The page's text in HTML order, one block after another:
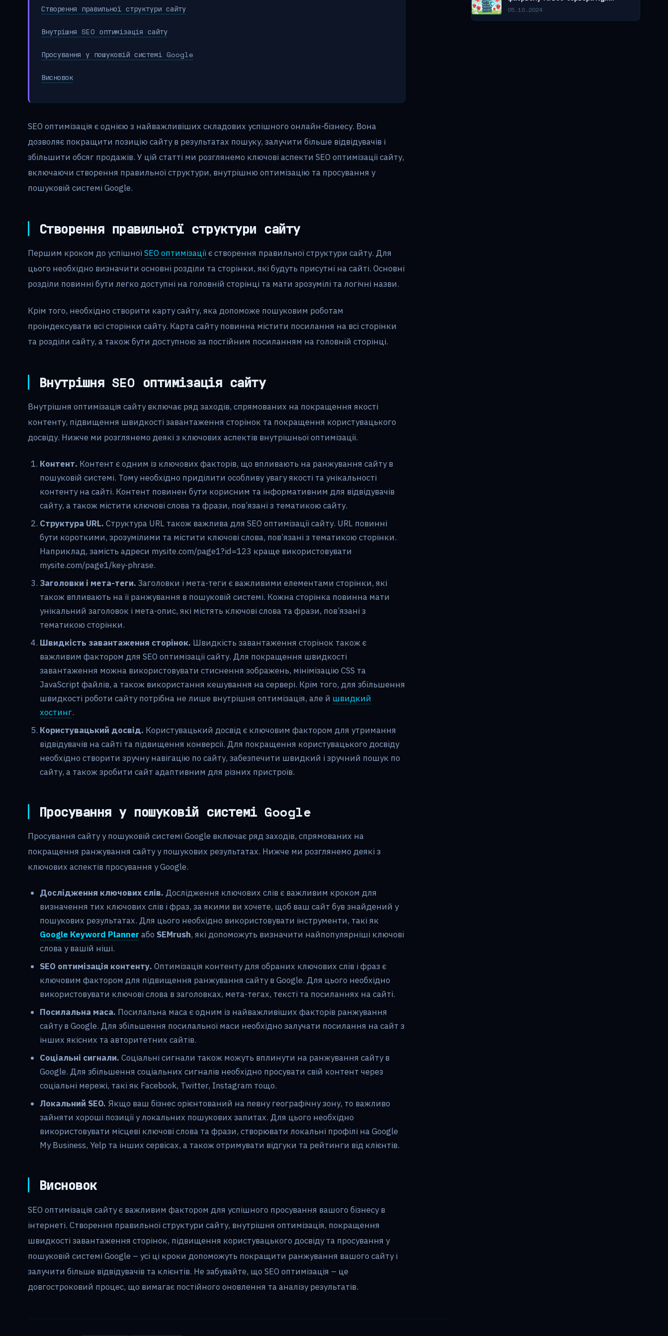
Створення правильної структури сайту
Внутрішня SEO оптимізація сайту
Просування у пошуковій системі Google
Висновок
SEO оптимізація є однією з найважливіших складових успішного онлайн-бізнесу. Вона
дозволяє покращити позицію сайту в результатах пошуку, залучити більше відвідувачів і
збільшити обсяг продажів. У цій статті ми розглянемо ключові аспекти SEO оптимізації сайту,
включаючи створення правильної структури, внутрішню оптимізацію та просування у
пошуковій системі Google.
Створення правильної структури сайту
Першим кроком до успішноїSEO оптимізаціїє створення правильної структури сайту. Для
цього необхідно визначити основні розділи та сторінки, які будуть присутні на сайті. Основні
розділи повинні бути легко доступні на головній сторінці та мати зрозумілі та логічні назви.
Крім того, необхідно створити карту сайту, яка допоможе пошуковим роботам
проіндексувати всі сторінки сайту. Карта сайту повинна містити посилання на всі сторінки
та розділи сайту, а також бути доступною за постійним посиланням на головній сторінці.
Внутрішня SEO оптимізація сайту
Внутрішня оптимізація сайту включає ряд заходів, спрямованих на покращення якості
контенту, підвищення швидкості завантаження сторінок та покращення користувацького
досвіду. Нижче ми розглянемо деякі з ключових аспектів внутрішньої оптимізації.
Контент. Контент є одним із ключових факторів, що впливають на ранжування сайту в
пошуковій системі. Тому необхідно приділити особливу увагу якості та унікальності
контенту на сайті. Контент повинен бути корисним та інформативним для відвідувачів
сайту, а також містити ключові слова та фрази, пов’язані з тематикою сайту.
Структура URL. Структура URL також важлива для SEO оптимізації сайту. URL повинні
бути короткими, зрозумілими та містити ключові слова, пов’язані з тематикою сторінки.
Наприклад, замість адреси mysite.com/page1?id=123 краще використовувати
mysite.com/page1/key-phrase.
Заголовки і мета-теги. Заголовки і мета-теги є важливими елементами сторінки, які
також впливають на її ранжування в пошуковій системі. Кожна сторінка повинна мати
унікальний заголовок і мета-опис, які містять ключові слова та фрази, пов’язані з
тематикою сторінки.
Швидкість завантаження сторінок. Швидкість завантаження сторінок також є
важливим фактором для SEO оптимізації сайту. Для покращення швидкості
завантаження можна використовувати стиснення зображень, мінімізацію CSS та
JavaScript файлів, а також використання кешування на сервері. Крім того, для збільшення
швидкості роботи сайту потрібна не лише внутрішня оптимізація, але й швидкий
хостинг.
Користувацький досвід. Користувацький досвід є ключовим фактором для утримання
відвідувачів на сайті та підвищення конверсії. Для покращення користувацького досвіду
необхідно створити зручну навігацію по сайту, забезпечити швидкий і зручний пошук по
сайту, а також зробити сайт адаптивним для різних пристроїв.
Просування у пошуковій системі Google
Просування сайту у пошуковій системі Google включає ряд заходів, спрямованих на
покращення ранжування сайту у пошукових результатах. Нижче ми розглянемо деякі з
ключових аспектів просування у Google.
Дослідження ключових слів. Дослідження ключових слів є важливим кроком для
визначення тих ключових слів і фраз, за якими ви хочете, щоб ваш сайт був знайдений у
пошукових результатах. Для цього необхідно використовувати інструменти, такі як
Google Keyword Plannerабо SEMrush, які допоможуть визначити найпопулярніші ключові
слова у вашій ніші.
SEO оптимізація контенту. Оптимізація контенту для обраних ключових слів і фраз є
ключовим фактором для підвищення ранжування сайту в Google. Для цього необхідно
використовувати ключові слова в заголовках, мета-тегах, тексті та посиланнях на сайті.
Посилальна маса. Посилальна маса є одним із найважливіших факторів ранжування
сайту в Google. Для збільшення посилальної маси необхідно залучати посилання на сайт з
інших якісних та авторитетних сайтів.
Соціальні сигнали. Соціальні сигнали також можуть вплинути на ранжування сайту в
Google. Для збільшення соціальних сигналів необхідно просувати свій контент через
соціальні мережі, такі як Facebook, Twitter, Instagram тощо.
Локальний SEO. Якщо ваш бізнес орієнтований на певну географічну зону, то важливо
зайняти хороші позиції у локальних пошукових запитах. Для цього необхідно
використовувати місцеві ключові слова та фрази, створювати локальні профілі на Google
My Business, Yelp та інших сервісах, а також отримувати відгуки та рейтинги від клієнтів.
Висновок
SEO оптимізація сайту є важливим фактором для успішного просування вашого бізнесу в
інтернеті. Створення правильної структури сайту, внутрішня оптимізація, покращення
швидкості завантаження сторінок, підвищення користувацького досвіду та просування у
пошуковій системі Google – усі ці кроки допоможуть покращити ранжування вашого сайту і
залучити більше відвідувачів та клієнтів. Не забувайте, що SEO оптимізація – це
довгостроковий процес, що вимагає постійного оновлення та аналізу результатів.
05.10.2024